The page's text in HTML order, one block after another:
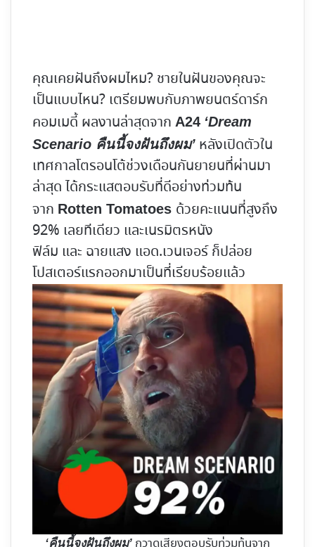
คุณเคยฝันถึงผมไหม? ชายในฝันของคุณจะ
เป็นแบบไหน? เตรียมพบกับภาพยนตร์ดาร์ก
คอมเมดี้ ผลงานล่าสุดจาก A24 ‘Dream
Scenario คืนนี้จงฝันถึงผม’ หลังเปิดตัวใน
เทศกาลโตรอนโต้ช่วงเดือนกันยายนที่ผ่านมา
ล่าสุด ได้กระแสตอบรับที่ดีอย่างท่วมท้น
จาก Rotten Tomatoes ด้วยคะแนนที่สูงถึง
92% เลยทีเดียว และเนรมิตรหนัง
ฟิล์ม และ ฉายแสง แอด.เวนเจอร์ ก็ปล่อย
โปสเตอร์แรกออกมาเป็นที่เรียบร้อยแล้ว
‘คืนนี้จงฝันถึงผม’